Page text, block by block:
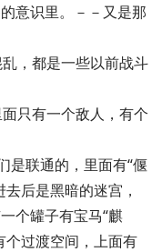
意识里。－－又是那
，都是一些以前战斗
只有一个敌人，有个
是联通的，里面有“偃
后是黑暗的迷宫，
个罐子有宝马“麒
个过渡空间，上面有